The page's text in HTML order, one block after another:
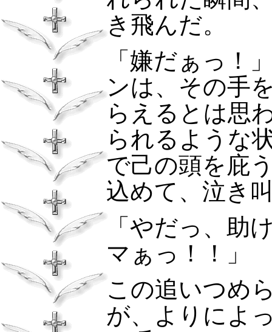
き飛んだ。
「嫌だぁっ！
ンは、その手
らえるとは思
られるような
で己の頭を庇
込めて、泣き
「やだっ、
マぁっ！！」
この追いつめ
が、よりによ